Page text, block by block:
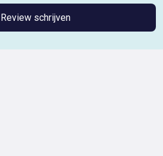
Review schrijven